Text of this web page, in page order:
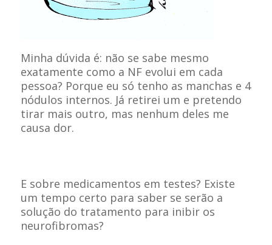
Minha dúvida é: não se sabe mesmo
exatamente como a NF evolui em cada
pessoa? Porque eu só tenho as manchas e 4
nódulos internos. Já retirei um e pretendo
tirar mais outro, mas nenhum deles me
causa dor.
E sobre medicamentos em testes? Existe
um tempo certo para saber se serão a
solução do tratamento para inibir os
neurofibromas?